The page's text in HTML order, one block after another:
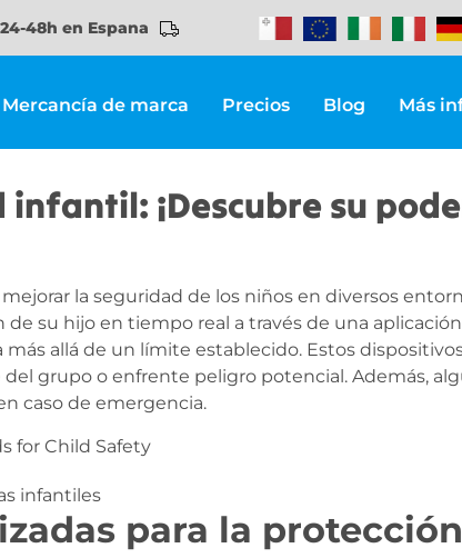
48h en Espana
Mercancía de marca Precios Blog Más
¡Descubre su
la seguridad de los niños en diversos
su hijo en tiempo real a través de una
allá de un límite establecido. Estos
grupo o enfrente peligro potencial. Además,
caso de emergencia.
infantiles
para la